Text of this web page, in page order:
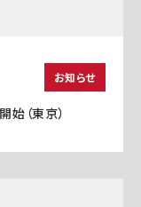
お知らせ
始（東京）